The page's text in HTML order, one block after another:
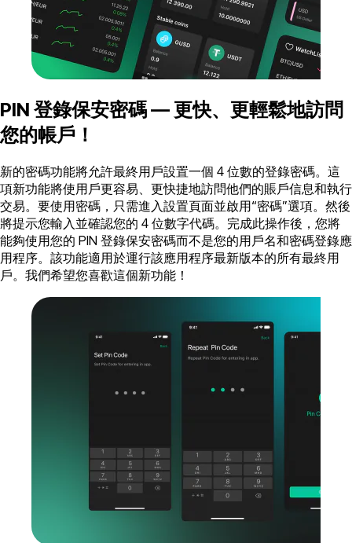
PIN 登錄保安密碼 — 更快、更輕鬆地訪問
您的帳戶！
新的密碼功能將允許最終用戶設置一個 4 位數的登錄密碼。這
項新功能將使用戶更容易、更快捷地訪問他們的賬戶信息和執行
交易。要使用密碼，只需進入設置頁面並啟用“密碼”選項。然後
將提示您輸入並確認您的 4 位數字代碼。完成此操作後，您將
能夠使用您的 PIN 登錄保安密碼而不是您的用戶名和密碼登錄應
用程序。該功能適用於運行該應用程序最新版本的所有最終用
戶。我們希望您喜歡這個新功能！